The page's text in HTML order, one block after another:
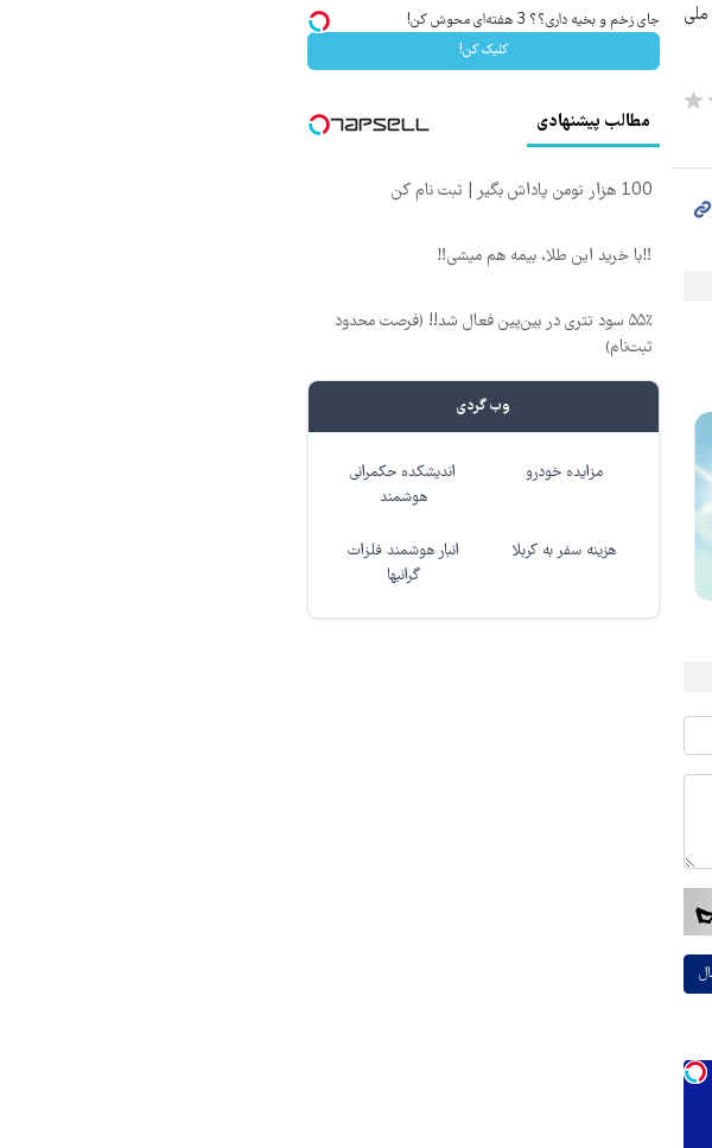
جای زخم و بخیه داری؟؟ 3 هفته‌ای محوش کن!
کلیک کن!
مطالب پیشنهادی
100 هزار تومن پاداش بگیر | ثبت نام کن
‼️با خرید این طلا، بیمه هم میشی‼️
۵۵٪ سود تتری در بین‌پین فعال شد!! (فرصت محدود
ثبت‌نام)
وب گردی
مزایده خودرو
اندیشکده حکمرانی
هوشمند
هزینه سفر به کربلا
انبار هوشمند فلزات
گرانبها